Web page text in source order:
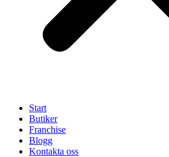
Start
Butiker
Franchise
Blogg
Kontakta oss